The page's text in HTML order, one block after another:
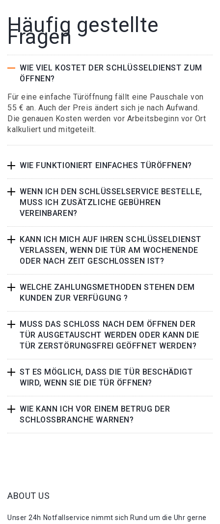
Häufig gestellte
Fragen
WIE VIEL KOSTET DER SCHLÜSSELDIENST ZUM
ÖFFNEN?
Für eine einfache Türöffnung fällt eine Pauschale von
55 € an. Auch der Preis ändert sich je nach Aufwand.
Die genauen Kosten werden vor Arbeitsbeginn vor Ort
kalkuliert und mitgeteilt.
WIE FUNKTIONIERT EINFACHES TÜRÖFFNEN?
WENN ICH DEN SCHLÜSSELSERVICE BESTELLE,
MUSS ICH ZUSÄTZLICHE GEBÜHREN
VEREINBAREN?
KANN ICH MICH AUF IHREN SCHLÜSSELDIENST
VERLASSEN, WENN DIE TÜR AM WOCHENENDE
ODER NACH ZEIT GESCHLOSSEN IST?
WELCHE ZAHLUNGSMETHODEN STEHEN DEM
KUNDEN ZUR VERFÜGUNG ?
MUSS DAS SCHLOSS NACH DEM ÖFFNEN DER
TÜR AUSGETAUSCHT WERDEN ODER KANN DIE
TÜR ZERSTÖRUNGSFREI GEÖFFNET WERDEN?
ST ES MÖGLICH, DASS DIE TÜR BESCHÄDIGT
WIRD, WENN SIE DIE TÜR ÖFFNEN?
WIE KANN ICH VOR EINEM BETRUG DER
SCHLOSSBRANCHE WARNEN?
ABOUT US
Unser 24h Notfallservice nimmt sich Rund um die Uhr gerne